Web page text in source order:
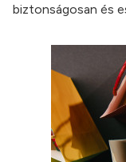
biztonságosan és